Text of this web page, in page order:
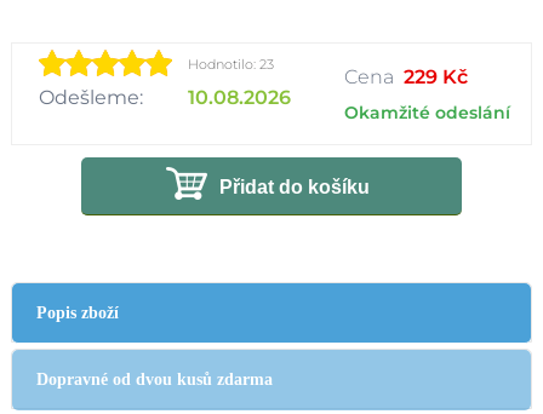
Hodnotilo: 23
Odešleme: 10.08.2026
Cena 229 Kč
Okamžité odeslání
Přidat do košíku
Popis zboží
Dopravné od dvou kusů zdarma